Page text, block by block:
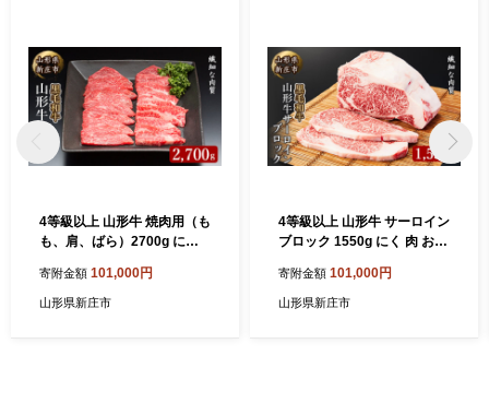
4等級以上 山形牛 焼肉用（も
も、肩、ばら）2700g にく
3S-2149
寄附金額 101,000円
山形県新庄市
4等級以上 山形牛 サーロイン
ブロック 1550g にく 肉 お肉
4
寄附金額 101,000円
山形県新庄市